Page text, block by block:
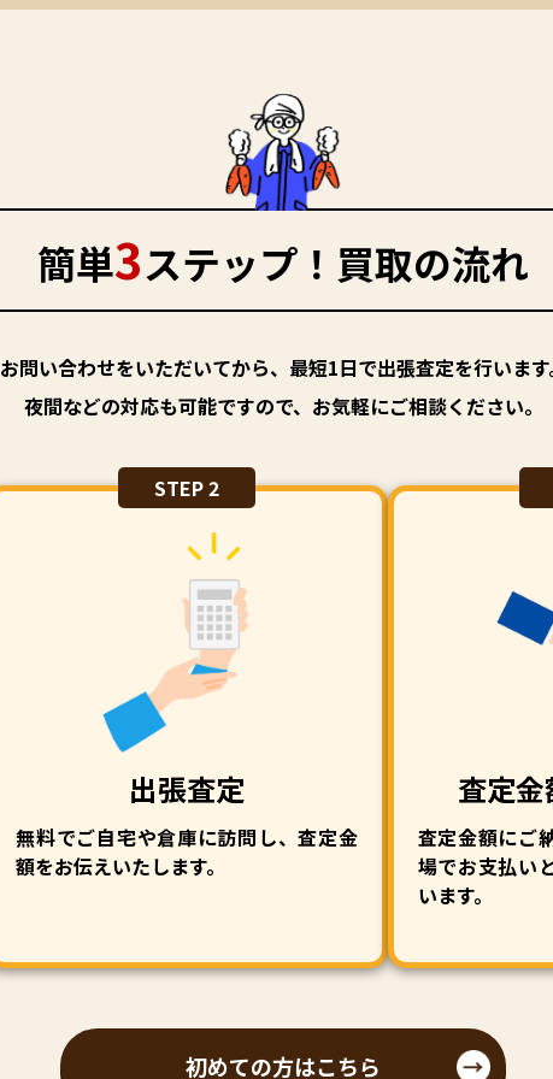
簡単3ステップ！買取の流れ
お問い合わせをいただいてから、最短1日で出張査定を行います
夜間などの対応も可能ですので、お気軽にご相談ください。
STEP 2
出張査定
無料でご自宅や倉庫に訪問し、査定金
額をお伝えいたします。
査定
査定金額にご
場でお支払い
います。
初めての方はこちら